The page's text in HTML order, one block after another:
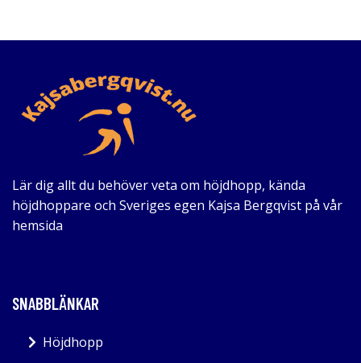
Lär dig allt du behöver veta om höjdhopp, kända
höjdhoppare och Sveriges egen Kajsa Bergqvist på vår
hemsida
SNABBLÄNKAR
Höjdhopp